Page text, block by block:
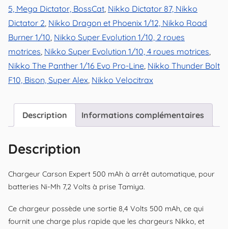
5, Mega Dictator, BossCat Nikko Dictator 87, Nikko
Dictator 2 Nikko Dragon et Phoenix 1/12, Nikko Road
Burner 1/10 Nikko Super Evolution 1/10, 2 roues
motrices Nikko Super Evolution 1/10, 4 roues motrices
Nikko The Panther 1/16 Evo Pro-Line Nikko Thunder Bolt
F10, Bison, Super Alex Nikko Velocitrax
Description Informations complémentaires
Description
Chargeur Carson Expert 500 mAh à arrêt automatique, pour
batteries Ni-Mh 7,2 Volts à prise Tamiya.
Ce chargeur possède une sortie 8,4 Volts 500 mAh, ce qui
fournit une charge plus rapide que les chargeurs Nikko, et